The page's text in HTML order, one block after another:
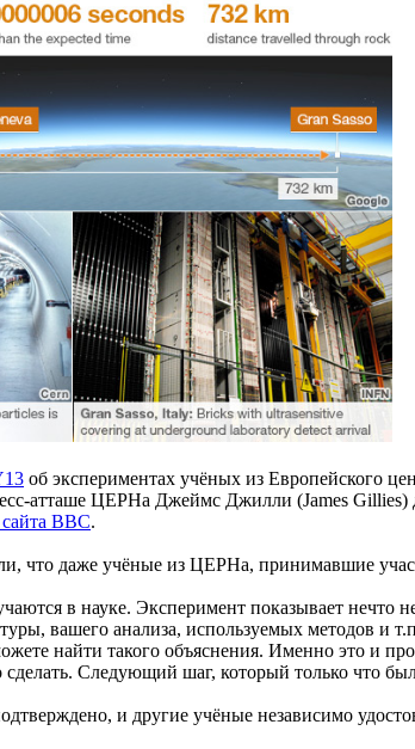
об экспериментах учёных из Европейского
атташе ЦЕРНа Джеймс Джилли (James
сайта BBC.
что даже учёные из ЦЕРНа, принимавшие
в науке. Эксперимент показывает нечто
вашего анализа, используемых методов и
найти такого объяснения. Именно это и
сделать. Следующий шаг, который только что
и другие учёные независимо